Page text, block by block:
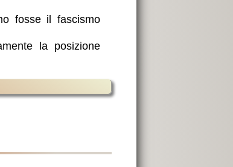
fosse il fascismo
la posizione